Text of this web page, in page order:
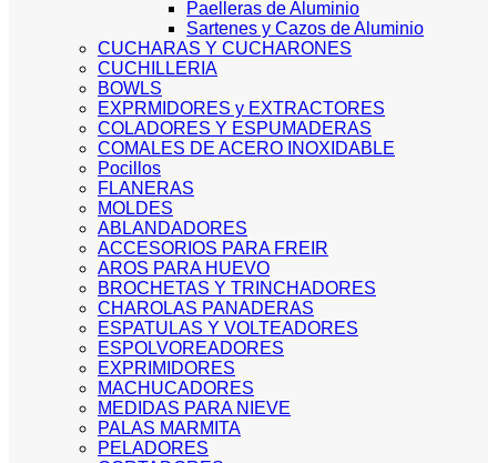
Paelleras de Aluminio
Sartenes y Cazos de Aluminio
CUCHARAS Y CUCHARONES
CUCHILLERIA
BOWLS
EXPRMIDORES y EXTRACTORES
COLADORES Y ESPUMADERAS
COMALES DE ACERO INOXIDABLE
Pocillos
FLANERAS
MOLDES
ABLANDADORES
ACCESORIOS PARA FREIR
AROS PARA HUEVO
BROCHETAS Y TRINCHADORES
CHAROLAS PANADERAS
ESPATULAS Y VOLTEADORES
ESPOLVOREADORES
EXPRIMIDORES
MACHUCADORES
MEDIDAS PARA NIEVE
PALAS MARMITA
PELADORES